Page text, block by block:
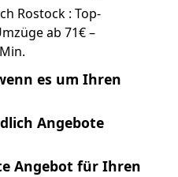
Rostock : Top-
ab 71€ –
es um Ihren
Angebote
Angebot für Ihren